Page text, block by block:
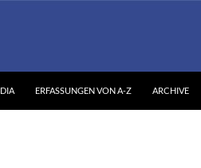
ERFASSUNGEN VON A-Z ARCHIVE